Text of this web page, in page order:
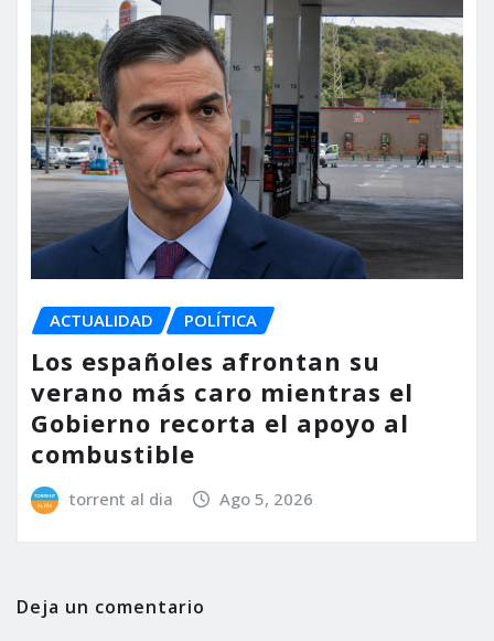
ACTUALIDAD POLÍTICA
Los españoles afrontan su
verano más caro mientras el
Gobierno recorta el apoyo al
combustible
torrent al dia Ago 5, 2026
Deja un comentario